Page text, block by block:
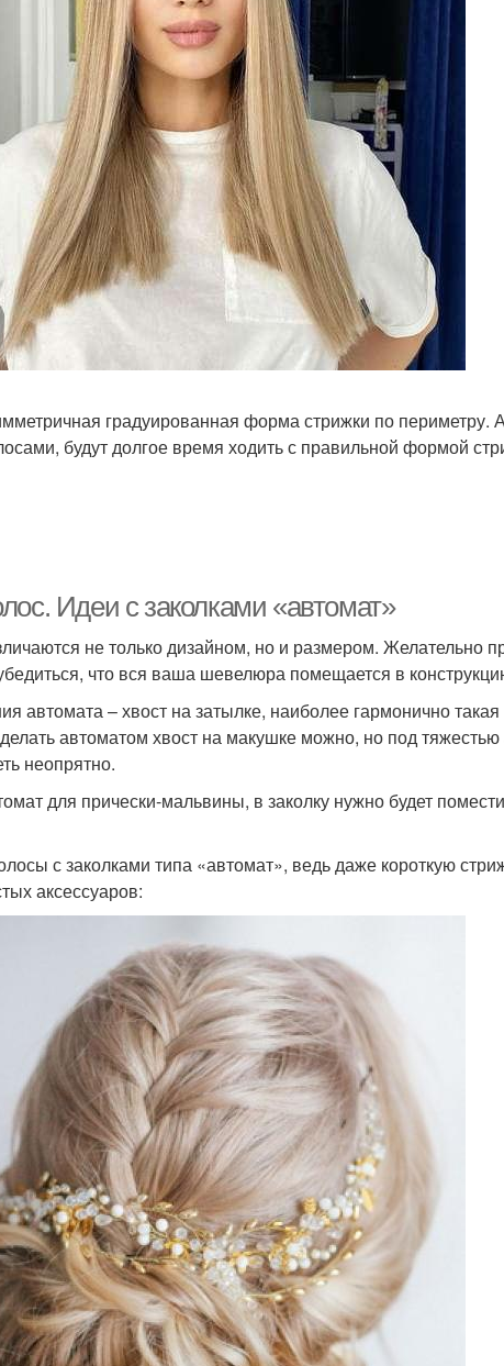
градуированная форма стрижки по периметру.
будут долгое время ходить с правильной формой
Идеи с заколками «автомат»
не только дизайном, но и размером. Желательно
что вся ваша шевелюра помещается в
автомата – хвост на затылке, наиболее гармонично такая
автоматом хвост на макушке можно, но под тяжестью
неопрятно.
для прически-мальвины, в заколку нужно будет
с заколками типа «автомат», ведь даже короткую
аксессуаров: